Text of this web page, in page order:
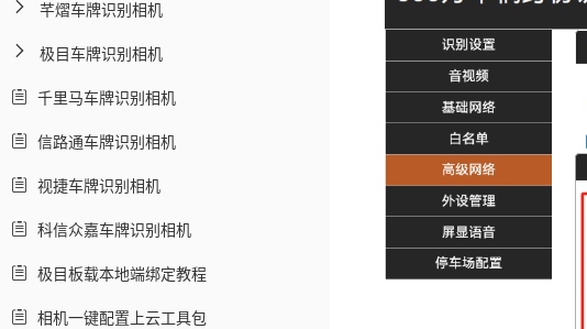
芊熠车牌识别相机
极目车牌识别相机
千里马车牌识别相机
信路通车牌识别相机
视捷车牌识别相机
科信众嘉车牌识别相机
极目板载本地端绑定教程
相机一键配置上云工具包